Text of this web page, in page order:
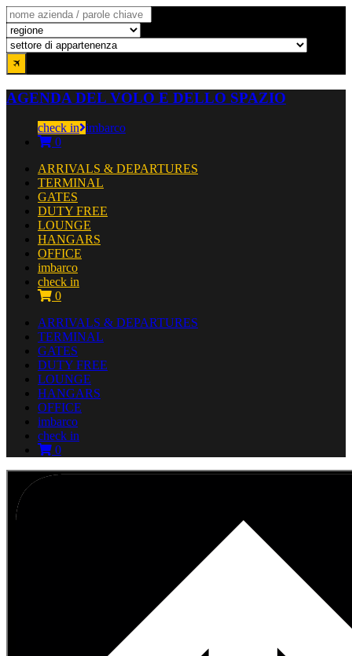
AGENDA DEL VOLO E DELLO SPAZIO
check in imbarco
0
ARRIVALS & DEPARTURES
TERMINAL
GATES
DUTY FREE
LOUNGE
HANGARS
OFFICE
imbarco
check in
0
ARRIVALS & DEPARTURES
TERMINAL
GATES
DUTY FREE
LOUNGE
HANGARS
OFFICE
imbarco
check in
0